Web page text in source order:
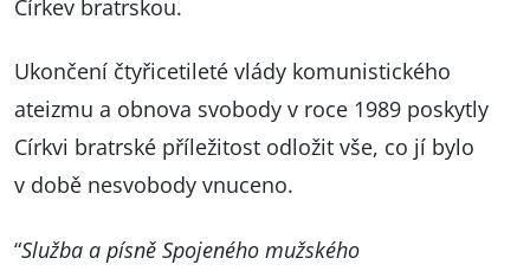
Církev bratrskou.
Ukončení čtyřicetileté vlády komunistického
ateizmu a obnova svobody v roce 1989 poskytly
Církvi bratrské příležitost odložit vše, co jí bylo
v době nesvobody vnuceno.
“Služba a písně Spojeného mužského